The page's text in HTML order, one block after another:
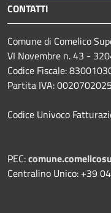
CONTATTI
Comune di Comelico
VI Novembre n. 43 -
Codice Fiscale:
Partita IVA:
Codice Univoco
PEC:
Centralino Unico: +39